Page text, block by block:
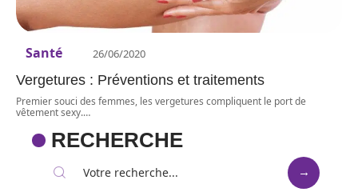
Santé 26/06/2020
Vergetures : Préventions et traitements
Premier souci des femmes, les vergetures compliquent le port de
vêtement sexy.…
RECHERCHE